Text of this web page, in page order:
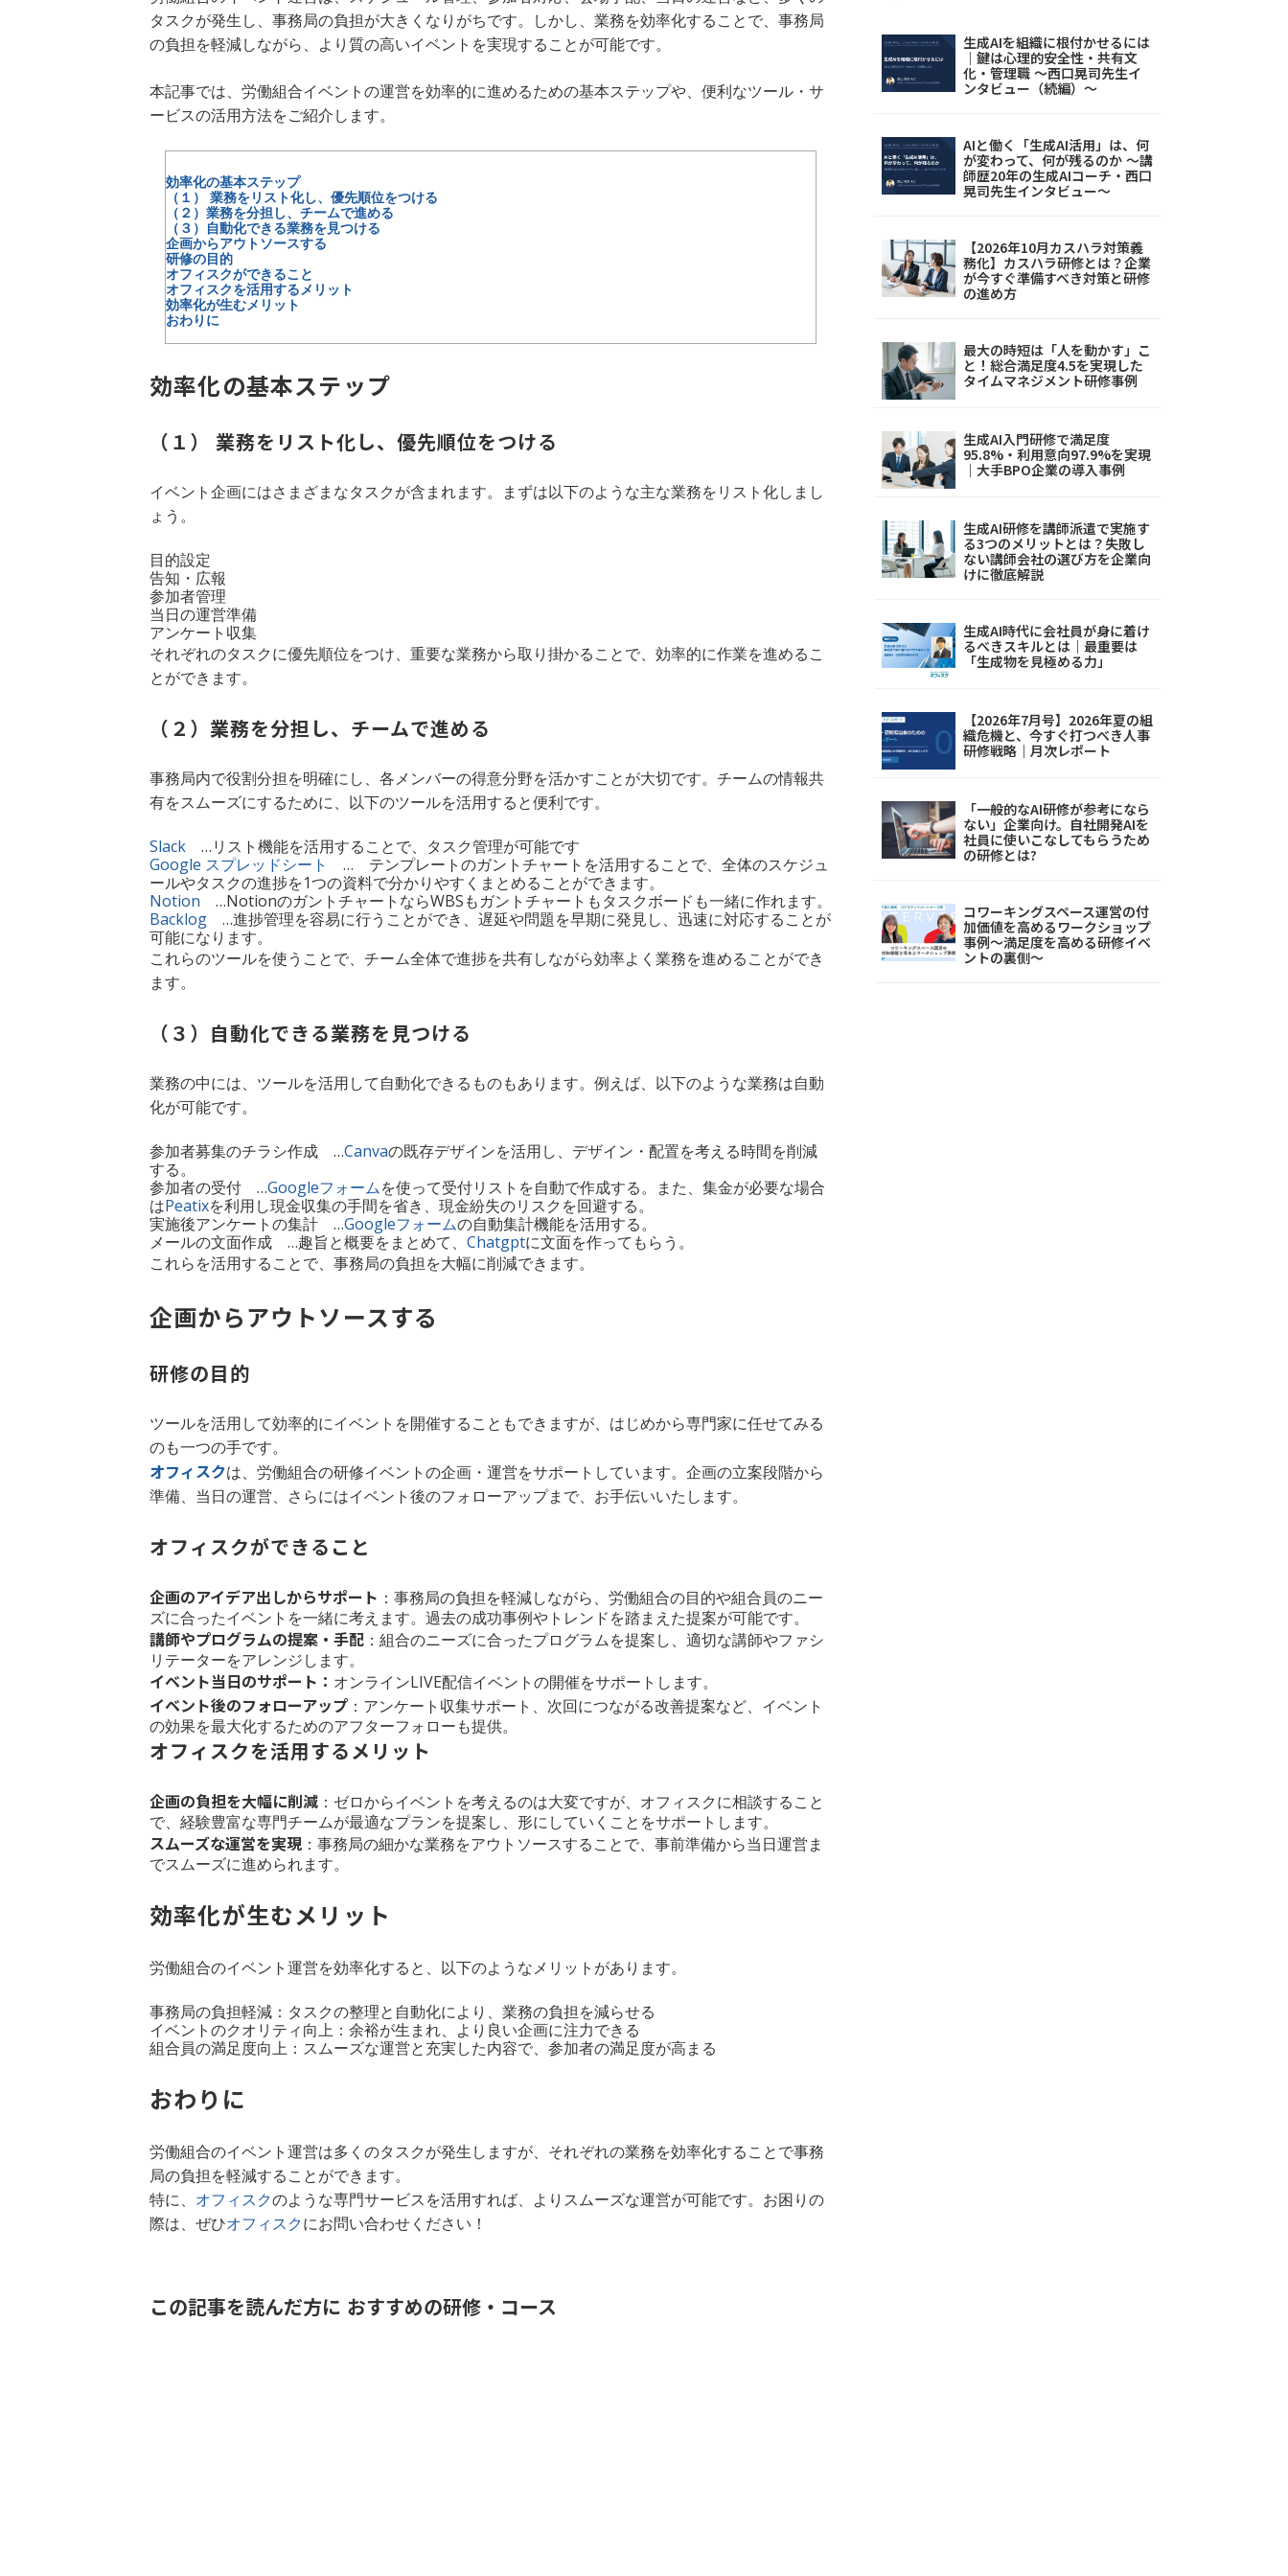
タスクが発生し、事務局の負担が大きくなりがちです。しかし、業務を効率化することで、事務局
の負担を軽減しながら、より質の高いイベントを実現することが可能です。
本記事では、労働組合イベントの運営を効率的に進めるための基本ステップや、便利なツール・サ
ービスの活用方法をご紹介します。
効率化の基本ステップ
（１） 業務をリスト化し、優先順位をつける
（２）業務を分担し、チームで進める
（３）自動化できる業務を見つける
企画からアウトソースする
研修の目的
オフィスクができること
オフィスクを活用するメリット
効率化が生むメリット
おわりに
効率化の基本ステップ
（１） 業務をリスト化し、優先順位をつける
イベント企画にはさまざまなタスクが含まれます。まずは以下のような主な業務をリスト化しまし
ょう。
目的設定
告知・広報
参加者管理
当日の運営準備
アンケート収集
それぞれのタスクに優先順位をつけ、重要な業務から取り掛かることで、効率的に作業を進めるこ
とができます。
（２）業務を分担し、チームで進める
事務局内で役割分担を明確にし、各メンバーの得意分野を活かすことが大切です。チームの情報共
有をスムーズにするために、以下のツールを活用すると便利です。
Slack …リスト機能を活用することで、タスク管理が可能です
Google スプレッドシート
… テンプレートのガントチャートを活用することで、全体のスケジュ
ールやタスクの進捗を1つの資料で分かりやすくまとめることができます。
Notion …NotionのガントチャートならWBSもガントチャートもタスクボードも一緒に作れます。
Backlog …進捗管理を容易に行うことができ、遅延や問題を早期に発見し、迅速に対応することが
可能になります。
これらのツールを使うことで、チーム全体で進捗を共有しながら効率よく業務を進めることができ
ます。
（３）自動化できる業務を見つける
業務の中には、ツールを活用して自動化できるものもあります。例えば、以下のような業務は自動
化が可能です。
参加者募集のチラシ作成 …Canvaの既存デザインを活用し、デザイン・配置を考える時間を削減
する。
参加者の受付 …Googleフォームを使って受付リストを自動で作成する。また、集金が必要な場合
はPeatixを利用し現金収集の手間を省き、現金紛失のリスクを回避する。
実施後アンケートの集計 …Googleフォームの自動集計機能を活用する。
メールの文面作成 …趣旨と概要をまとめて、 Chatgptに文面を作ってもらう。
これらを活用することで、事務局の負担を大幅に削減できます。
企画からアウトソースする
研修の目的
ツールを活用して効率的にイベントを開催することもできますが、はじめから専門家に任せてみる
のも一つの手です。
オフィスクは、労働組合の研修イベントの企画・運営をサポートしています。企画の立案段階から
準備、当日の運営、さらにはイベント後のフォローアップまで、お手伝いいたします。
オフィスクができること
企画のアイデア出しからサポート ：事務局の負担を軽減しながら、労働組合の目的や組合員のニー
ズに合ったイベントを一緒に考えます。過去の成功事例やトレンドを踏まえた提案が可能です。
講師やプログラムの提案・手配 ：組合のニーズに合ったプログラムを提案し、適切な講師やファシ
リテーターをアレンジします。
イベント当日のサポート： オンラインLIVE配信イベントの開催をサポートします。
イベント後のフォローアップ ：アンケート収集サポート、次回につながる改善提案など、イベント
の効果を最大化するためのアフターフォローも提供。
オフィスクを活用するメリット
企画の負担を大幅に削減 ：ゼロからイベントを考えるのは大変ですが、オフィスクに相談すること
で、経験豊富な専門チームが最適なプランを提案し、形にしていくことをサポートします。
スムーズな運営を実現 ：事務局の細かな業務をアウトソースすることで、事前準備から当日運営ま
でスムーズに進められます。
効率化が生むメリット
労働組合のイベント運営を効率化すると、以下のようなメリットがあります。
事務局の負担軽減：タスクの整理と自動化により、業務の負担を減らせる
イベントのクオリティ向上：余裕が生まれ、より良い企画に注力できる
組合員の満足度向上：スムーズな運営と充実した内容で、参加者の満足度が高まる
おわりに
労働組合のイベント運営は多くのタスクが発生しますが、それぞれの業務を効率化することで事務
局の負担を軽減することができます。
特に、 オフィスクのような専門サービスを活用すれば、よりスムーズな運営が可能です。お困りの
際は、ぜひオフィスクにお問い合わせください！
この記事を読んだ方に おすすめの研修・コース
生成AIを組織に根付かせるには
｜鍵は心理的安全性・共有文
化・管理職 ～西口晃司先生イ
ンタビュー（続編）～
AIと働く「生成AI活用」は、何
が変わって、何が残るのか ～講
師歴20年の生成AIコーチ・西口
晃司先生インタビュー～
【2026年10月カスハラ対策義
務化】カスハラ研修とは？企業
が今すぐ準備すべき対策と研修
の進め方
最大の時短は「人を動かす」こ
と！総合満足度4.5を実現した
タイムマネジメント研修事例
生成AI入門研修で満足度
95.8%・利用意向97.9%を実現
｜大手BPO企業の導入事例
生成AI研修を講師派遣で実施す
る3つのメリットとは？失敗し
ない講師会社の選び方を企業向
けに徹底解説
生成AI時代に会社員が身に着け
るべきスキルとは｜最重要は
「生成物を見極める力」
【2026年7月号】2026年夏の組
織危機と、今すぐ打つべき人事
研修戦略｜月次レポート
「一般的なAI研修が参考になら
ない」企業向け。自社開発AIを
社員に使いこなしてもらうため
の研修とは?
コワーキングスペース運営の付
加価値を高めるワークショップ
事例～満足度を高める研修イベ
ントの裏側～